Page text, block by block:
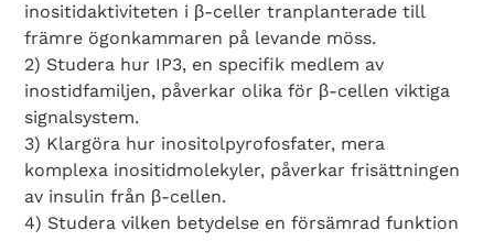
inositidaktiviteten i β-celler tranplanterade till
främre ögonkammaren på levande möss.
2) Studera hur IP3, en specifik medlem av
inostidfamiljen, påverkar olika för β-cellen viktiga
signalsystem.
3) Klargöra hur inositolpyrofosfater, mera
komplexa inositidmolekyler, påverkar frisättningen
av insulin från β-cellen.
4) Studera vilken betydelse en försämrad funktion